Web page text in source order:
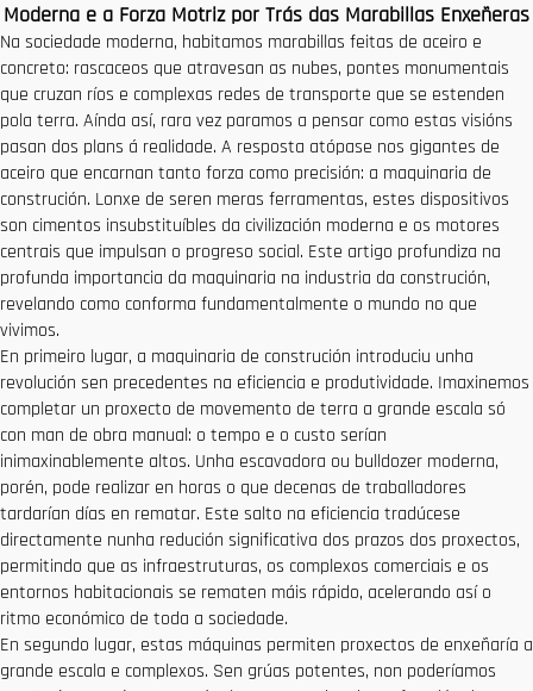
Moderna e a Forza Motriz por Trás das Marabillas Enxeñeras
Na sociedade moderna, habitamos marabillas feitas de aceiro e
concreto: rascaceos que atravesan as nubes, pontes monumentais
que cruzan ríos e complexas redes de transporte que se estenden
pola terra. Aínda así, rara vez paramos a pensar como estas visións
pasan dos plans á realidade. A resposta atópase nos gigantes de
aceiro que encarnan tanto forza como precisión: a maquinaria de
construción. Lonxe de seren meras ferramentas, estes dispositivos
son cimentos insubstituíbles da civilización moderna e os motores
centrais que impulsan o progreso social. Este artigo profundiza na
profunda importancia da maquinaria na industria da construción,
revelando como conforma fundamentalmente o mundo no que
vivimos.
En primeiro lugar, a maquinaria de construción introduciu unha
revolución sen precedentes na eficiencia e produtividade. Imaxinemos
completar un proxecto de movemento de terra a grande escala só
con man de obra manual: o tempo e o custo serían
inimaxinablemente altos. Unha escavadora ou bulldozer moderna,
porén, pode realizar en horas o que decenas de traballadores
tardarían días en rematar. Este salto na eficiencia tradúcese
directamente nunha redución significativa dos prazos dos proxectos,
permitindo que as infraestruturas, os complexos comerciais e os
entornos habitacionais se rematen máis rápido, acelerando así o
ritmo económico de toda a sociedade.
En segundo lugar, estas máquinas permiten proxectos de enxeñaría a
grande escala e complexos. Sen grúas potentes, non poderíamos